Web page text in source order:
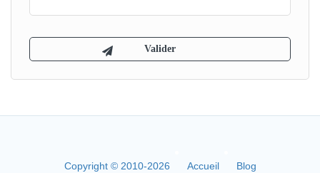
Copyright © 2010-2026 Accueil Blog